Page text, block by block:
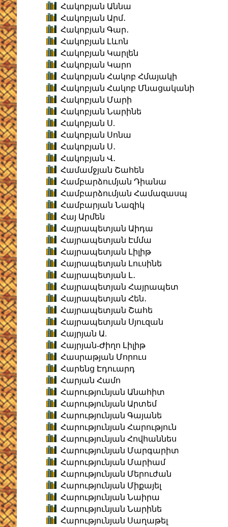
Հակոբյան Աննա
Հակոբյան Արմ․
Հակոբյան Գար․
Հակոբյան Լևոն
Հակոբյան Կարլեն
Հակոբյան Կարո
Հակոբյան Հակոբ Հմայակի
Հակոբյան Հակոբ Մնացականի
Հակոբյան Մարի
Հակոբյան Նարինե
Հակոբյան Ս.
Հակոբյան Սոնա
Հակոբյան Ս․
Հակոբյան Վ․
Համամջյան Շահեն
Համբարձումյան Դիանա
Համբարձումյան Համազասպ
Համբարյան Նազիկ
Հայ Արմեն
Հայրապետյան Աիդա
Հայրապետյան Էմմա
Հայրապետյան Լիլիթ
Հայրապետյան Լուսինե
Հայրապետյան Լ․
Հայրապետյան Հայրապետ
Հայրապետյան Հեն․
Հայրապետյան Շահե
Հայրապետյան Սյուզան
Հայրյան Ա.
Հայրյան-Ժիղո Լիլիթ
Հասրաթյան Մորուս
Հարենց Էդուարդ
Հարյան Համո
Հարությունյան Անահիտ
Հարությունյան Արտեմ
Հարությունյան Գայանե
Հարությունյան Հարություն
Հարությունյան Հովհաննես
Հարությունյան Մարգարիտ
Հարությունյան Մարիամ
Հարությունյան Մերուժան
Հարությունյան Միքայել
Հարությունյան Նաիրա
Հարությունյան Նարինե
Հարությունյան Սաղաթել